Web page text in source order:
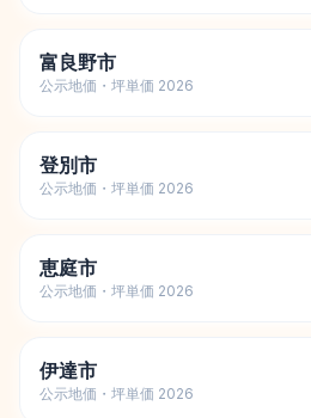
富良野市
公示地価・坪単価 2026
登別市
公示地価・坪単価 2026
恵庭市
公示地価・坪単価 2026
伊達市
公示地価・坪単価 2026